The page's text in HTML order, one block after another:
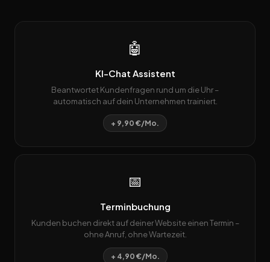
🤖
KI-Chat Assistent
Beantwortet Kundenfragen rund um die Uhr –
automatisch auf dein Unternehmen trainiert.
+ 9,90 €/Mo.
📅
Terminbuchung
Kunden buchen direkt auf deiner Website einen Termin –
ohne Anruf, ohne Wartezeit.
+ 4,90 €/Mo.